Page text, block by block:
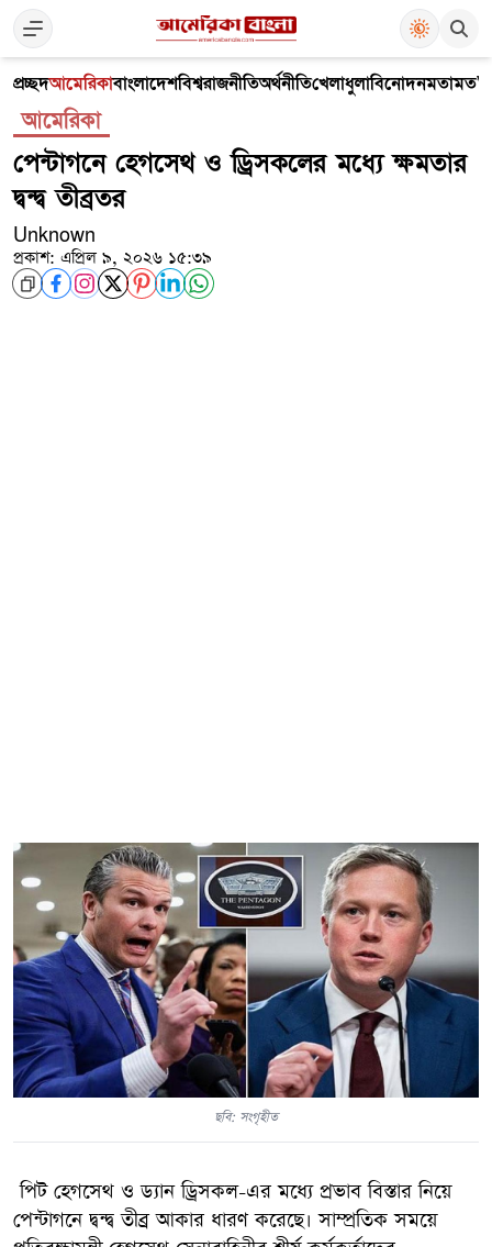
প্রচ্ছদআমেরিকাবাংলাদেশবিশ্বরাজনীতিঅর্থনীতিখেলাধুলাবিনোদনমতামত
আমেরিকা
পেন্টাগনে হেগসেথ ও ড্রিসকলের মধ্যে ক্ষমতার
দ্বন্দ্ব তীব্রতর
Unknown
প্রকাশ: এপ্রিল ৯, ২০২৬ ১৫:৩৯
ছবি: সংগৃহীত
পিট হেগসেথ ও ড্যান ড্রিসকল-এর মধ্যে প্রভাব বিস্তার নিয়ে
পেন্টাগনে দ্বন্দ্ব তীব্র আকার ধারণ করেছে। সাম্প্রতিক সময়ে